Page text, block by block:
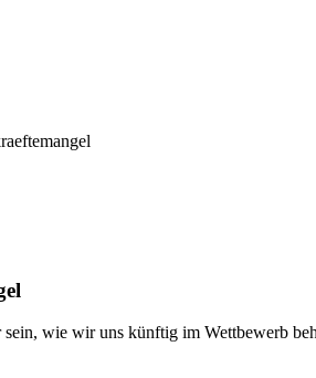
wie wir uns künftig im Wettbewerb